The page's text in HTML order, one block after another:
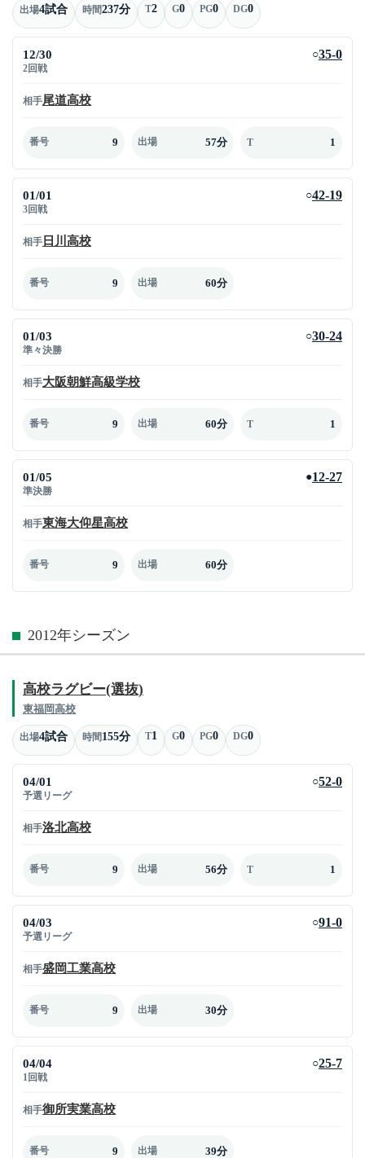
出場4試合 時間237分 T2 G0 PG0 DG0
12/30
2回戦
○35-0
相手尾道高校
番号 9 出場 57分 T 1
01/01
3回戦
○42-19
相手 日川高校
番号 9 出場 60分
01/03
準々決勝
○30-24
相手大阪朝鮮高級学校
番号 9 出場 60分 T 1
01/05
準決勝
●12-27
相手東海大仰星高校
番号 9 出場 60分
2012年シーズン
高校ラグビー(選抜)
東福岡高校
出場4試合 時間155分 T1 G0 PG0 DG0
04/01
予選リーグ
○52-0
相手洛北高校
番号 9 出場 56分 T 1
04/03
予選リーグ
○91-0
相手盛岡工業高校
番号 9 出場 30分
04/04
1回戦
○25-7
相手御所実業高校
番号 9 出場 39分